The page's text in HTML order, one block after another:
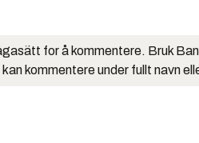
for å kommentere. Bruk
kommentere under fullt navn